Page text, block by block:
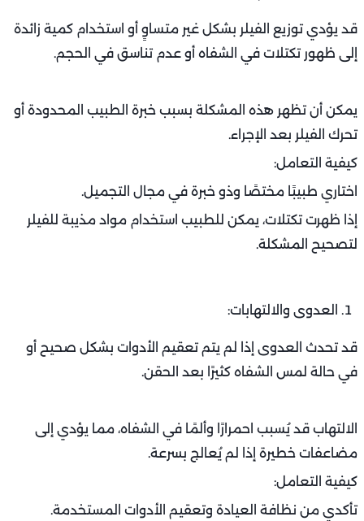
قد يؤدي توزيع الفيلر بشكل غير متساوٍ أو استخدام كمية زائدة
إلى ظهور تكتلات في الشفاه أو عدم تناسق في الحجم.
يمكن أن تظهر هذه المشكلة بسبب خبرة الطبيب المحدودة أو
تحرك الفيلر بعد الإجراء.
كيفية التعامل:
اختاري طبيبًا مختصًا وذو خبرة في مجال التجميل.
إذا ظهرت تكتلات، يمكن للطبيب استخدام مواد مذيبة للفيلر
لتصحيح المشكلة.
العدوى والالتهابات:
قد تحدث العدوى إذا لم يتم تعقيم الأدوات بشكل صحيح أو
في حالة لمس الشفاه كثيرًا بعد الحقن.
الالتهاب قد يُسبب احمرارًا وألمًا في الشفاه، مما يؤدي إلى
مضاعفات خطيرة إذا لم يُعالج بسرعة.
كيفية التعامل:
تأكدي من نظافة العيادة وتعقيم الأدوات المستخدمة.